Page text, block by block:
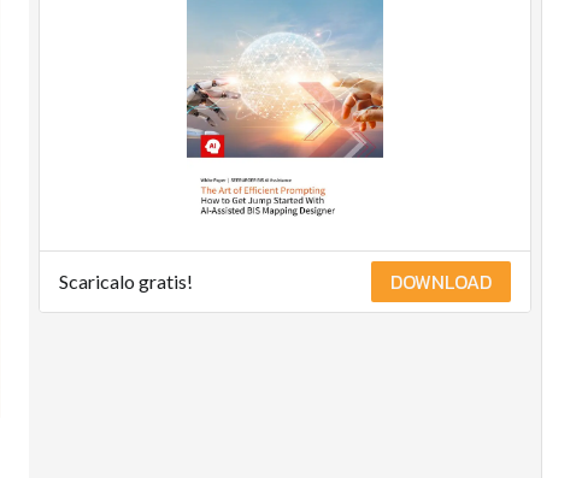
Scaricalo gratis! DOWNLOAD